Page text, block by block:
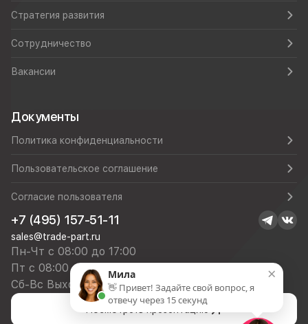
Стратегия развития
Сотрудничество
Вакансии
Документы
Политика конфиденциальности
Пользовательское соглашение
Согласие пользователя
+7 (495) 157-51-11
sales@trade-part.ru
Пн-Чт с 08:00 до 17:00
Пт с 08:00 до 16:00
Сб-Вс Выходной
×
Мила
👋 Привет! Задайте свой вопрос, я
отвечу через 15 секунд